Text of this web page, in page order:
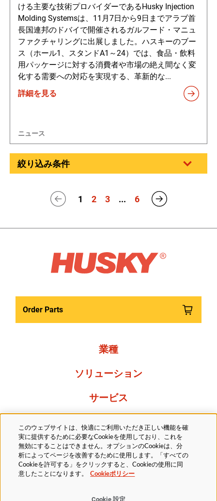
ける主要な技術プロバイダーであるHusky Injection
Molding Systemsは、11月7日から9日までアラブ首
長国連邦のドバイで開催されるガルフード・マニュ
ファクチャリングに出展しました。ハスキーのブー
ス（ホール1、スタンドA1～24）では、食品・飲料
用パッケージに対する消費者や市場の絶え間なく変
化する需要への対応を実現する、革新的な...
詳細を見る
ニュース
絞り込み条件
1 2 3 ... 6
Order Parts
業種
ソリューション
サービス
Resources
当社について
このウェブサイトは、快適にご利用いただき正しい機能を確
実に提供するために必要なCookieを使用しており、これを
無効にすることはできません。オプションのCookieは、分
析によってページを改善するために使用します。「すべての
Cookieを許可する」をクリックすると、Cookieの使用に同
意したことになります。
Cookieポリシー
Cookie 設定